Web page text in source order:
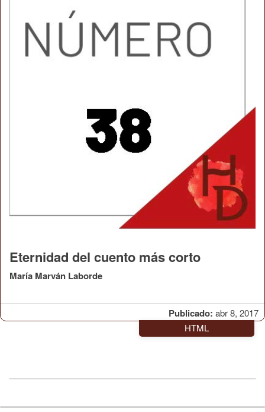
Publicado: abr 8, 2017
Eternidad del cuento más corto
María Marván Laborde
HTML